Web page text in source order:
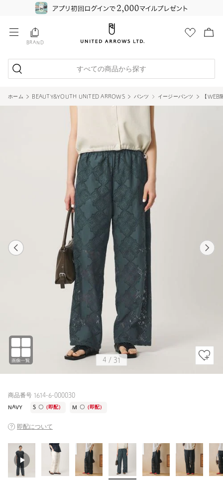
BRAND
すべての商品から探す
ホーム BEAUTY&YOUTH UNITED ARROWS パンツ イージーパンツ 【
4 / 31
商品番号 1614-6-000030
NAVY S 〇（即配） M 〇（即配）
即配について
OFF WHITE
30